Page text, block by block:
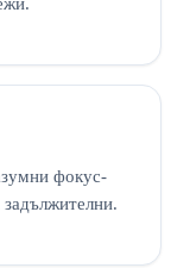
фокус-